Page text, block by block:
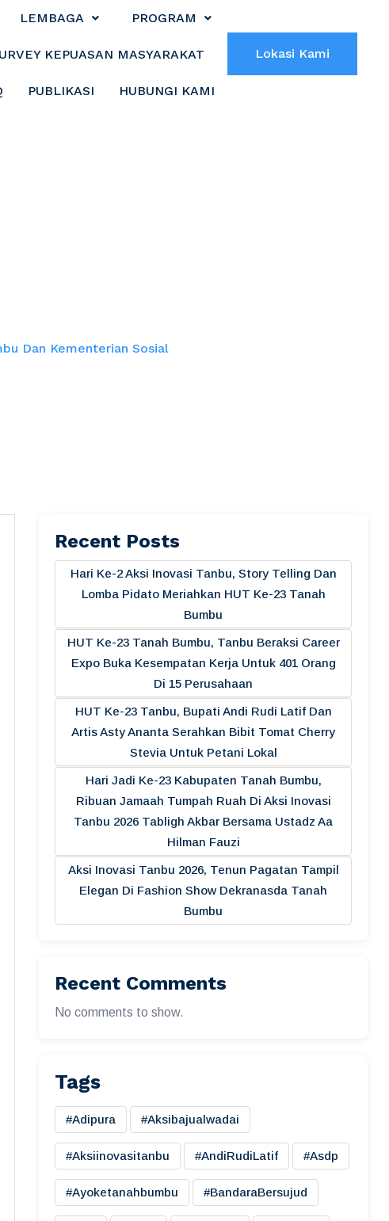
LEMBAGA PROGRAM
KEPUASAN MASYARAKAT
PUBLIKASI HUBUNGI KAMI
Lokasi Kami
Dan Kementerian Sosial
Recent Posts
Hari Ke-2 Aksi Inovasi Tanbu, Story Telling Dan
Lomba Pidato Meriahkan HUT Ke-23 Tanah
Bumbu
HUT Ke-23 Tanah Bumbu, Tanbu Beraksi Career
Expo Buka Kesempatan Kerja Untuk 401 Orang
Di 15 Perusahaan
HUT Ke-23 Tanbu, Bupati Andi Rudi Latif Dan
Artis Asty Ananta Serahkan Bibit Tomat Cherry
Stevia Untuk Petani Lokal
Hari Jadi Ke-23 Kabupaten Tanah Bumbu,
Ribuan Jamaah Tumpah Ruah Di Aksi Inovasi
Tanbu 2026 Tabligh Akbar Bersama Ustadz Aa
Hilman Fauzi
Aksi Inovasi Tanbu 2026, Tenun Pagatan Tampil
Elegan Di Fashion Show Dekranasda Tanah
Bumbu
Recent Comments
No comments to show.
Tags
#adipura #aksibajualwadai
#aksiinovasitanbu #AndiRudiLatif #asdp
#ayoketanahbumbu #BandaraBersujud